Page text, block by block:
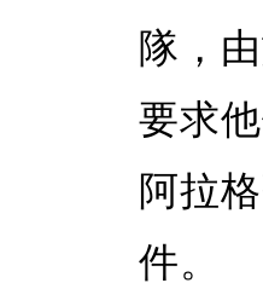
隊，
要求
阿拉
件。